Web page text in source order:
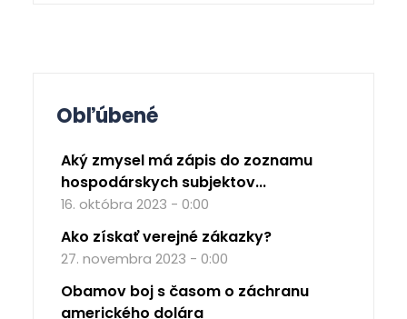
Obľúbené
Aký zmysel má zápis do zoznamu
hospodárskych subjektov...
16. októbra 2023 - 0:00
Ako získať verejné zákazky?
27. novembra 2023 - 0:00
Obamov boj s časom o záchranu
amerického dolára